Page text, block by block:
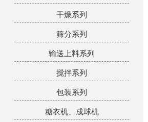
干燥系列
筛分系列
输送上料系列
搅拌系列
包装系列
糖衣机、成球机